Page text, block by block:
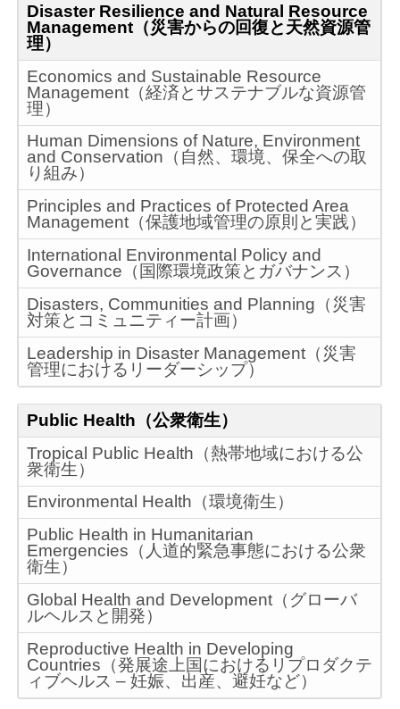
Disaster Resilience and Natural Resource
Management（災害からの回復と天然資源管
理）
Economics and Sustainable Resource
Management（経済とサステナブルな資源管
理）
Human Dimensions of Nature, Environment
and Conservation（自然、環境、保全への取
り組み）
Principles and Practices of Protected Area
Management（保護地域管理の原則と実践）
International Environmental Policy and
Governance（国際環境政策とガバナンス）
Disasters, Communities and Planning（災害
対策とコミュニティー計画）
Leadership in Disaster Management（災害
管理におけるリーダーシップ）
Public Health（公衆衛生）
Tropical Public Health（熱帯地域における公
衆衛生）
Environmental Health（環境衛生）
Public Health in Humanitarian
Emergencies（人道的緊急事態における公衆
衛生）
Global Health and Development（グローバ
ルヘルスと開発）
Reproductive Health in Developing
Countries（発展途上国におけるリプロダクテ
ィブヘルス – 妊娠、出産、避妊など）